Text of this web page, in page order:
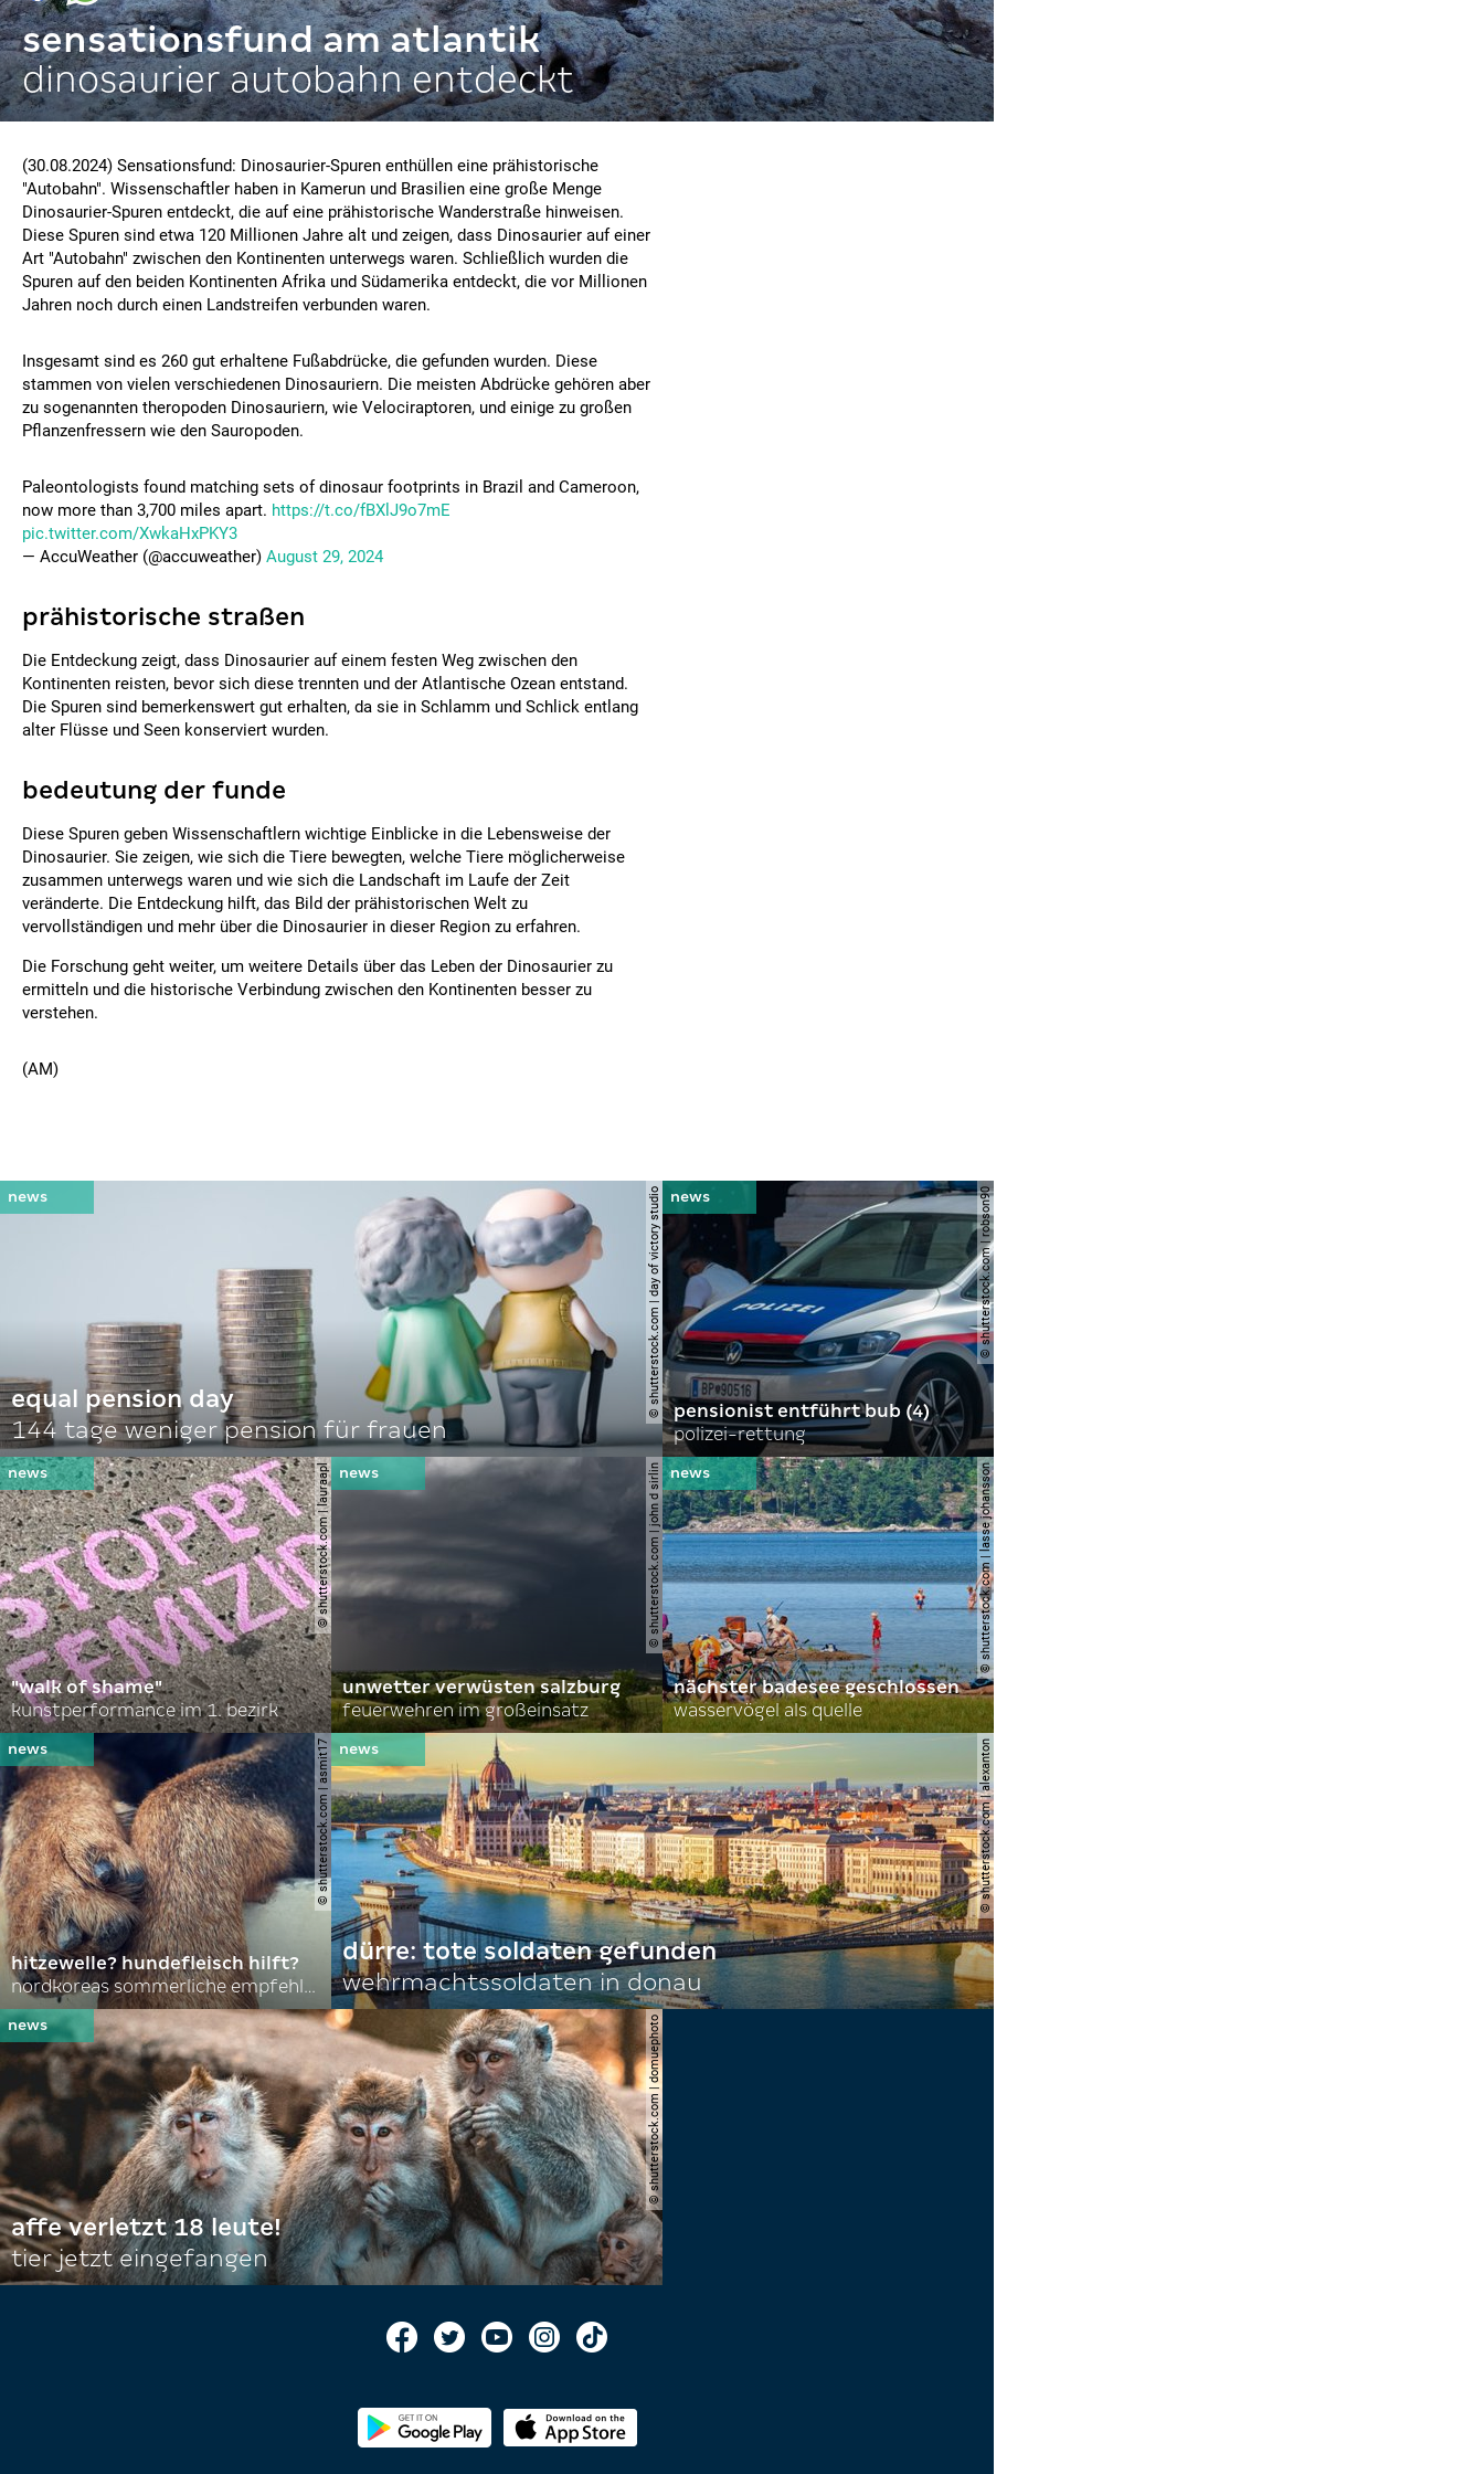
sensationsfund am atlantik
dinosaurier autobahn entdeckt
(30.08.2024) Sensationsfund: Dinosaurier-Spuren enthüllen eine prähistorische
"Autobahn". Wissenschaftler haben in Kamerun und Brasilien eine große Menge
Dinosaurier-Spuren entdeckt, die auf eine prähistorische Wanderstraße hinweisen.
Diese Spuren sind etwa 120 Millionen Jahre alt und zeigen, dass Dinosaurier auf einer
Art "Autobahn" zwischen den Kontinenten unterwegs waren. Schließlich wurden die
Spuren auf den beiden Kontinenten Afrika und Südamerika entdeckt, die vor Millionen
Jahren noch durch einen Landstreifen verbunden waren.
Insgesamt sind es 260 gut erhaltene Fußabdrücke, die gefunden wurden. Diese
stammen von vielen verschiedenen Dinosauriern. Die meisten Abdrücke gehören aber
zu sogenannten theropoden Dinosauriern, wie Velociraptoren, und einige zu großen
Pflanzenfressern wie den Sauropoden.
Paleontologists found matching sets of dinosaur footprints in Brazil and Cameroon,
now more than 3,700 miles apart. https://t.co/fBXlJ9o7mE
pic.twitter.com/XwkaHxPKY3
— AccuWeather (@accuweather) August 29, 2024
prähistorische straßen
Die Entdeckung zeigt, dass Dinosaurier auf einem festen Weg zwischen den
Kontinenten reisten, bevor sich diese trennten und der Atlantische Ozean entstand.
Die Spuren sind bemerkenswert gut erhalten, da sie in Schlamm und Schlick entlang
alter Flüsse und Seen konserviert wurden.
bedeutung der funde
Diese Spuren geben Wissenschaftlern wichtige Einblicke in die Lebensweise der
Dinosaurier. Sie zeigen, wie sich die Tiere bewegten, welche Tiere möglicherweise
zusammen unterwegs waren und wie sich die Landschaft im Laufe der Zeit
veränderte. Die Entdeckung hilft, das Bild der prähistorischen Welt zu
vervollständigen und mehr über die Dinosaurier in dieser Region zu erfahren.
Die Forschung geht weiter, um weitere Details über das Leben der Dinosaurier zu
ermitteln und die historische Verbindung zwischen den Kontinenten besser zu
verstehen.
(AM)
© shutterstock.com | day of victory studio
equal pension day
144 tage weniger pension für frauen
© shutterstock.com | robson90
pensionist entführt bub (4)
polizei-rettung
© shutterstock.com | lauraapl
"walk of shame"
kunstperformance im 1. bezirk
© shutterstock.com | john d sirlin
unwetter verwüsten salzburg
feuerwehren im großeinsatz
© shutterstock.com | lasse johansson
nächster badesee geschlossen
wasservögel als quelle
© shutterstock.com | asmit17
hitzewelle? hundefleisch hilft?
nordkoreas sommerliche empfehlungen
© shutterstock.com | alexanton
dürre: tote soldaten gefunden
wehrmachtssoldaten in donau
© shutterstock.com | domuephoto
affe verletzt 18 leute!
tier jetzt eingefangen